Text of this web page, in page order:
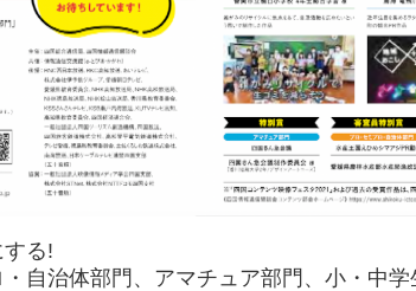
する!
・自治体部門、アマチュア部門、小・中学